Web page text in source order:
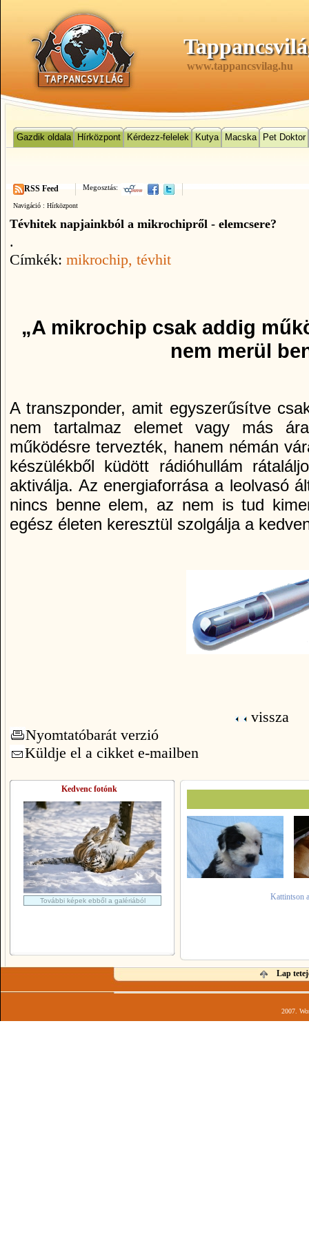
www.tappancsvilag.hu
Gazdik oldala Hírközpont Kérdezz-felelek Kutya Macska Pet Doktor
Megosztás:
RSS Feed
Navigáció : Hírközpont
Tévhitek napjainkból a mikrochipről - elemcsere?
.
Címkék: mikrochip, tévhit
„A mikrochip csak addig
nem merül
A transzponder, amit egyszerűsítve
nem tartalmaz elemet vagy más
működésre tervezték, hanem némán
készülékből küdött rádióhullám
aktiválja. Az energiaforrása a leolvasó
nincs benne elem, az nem is tud
egész életen keresztül szolgálja a
vissza
Nyomtatóbarát verzió
Küldje el a cikket e-mailben
Kedvenc fotónk
További képek ebből a galériából Kattintson
Lap
2007.